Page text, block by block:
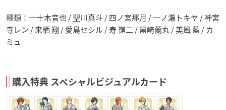
種類：一十木音也 / 聖川真斗 / 四ノ宮那月 / 一ノ瀬トキヤ / 神宮
寺レン / 来栖 翔 / 愛島セシル / 寿 嶺二 / 黒崎蘭丸 / 美風 藍 / カ
ミュ
購入特典 スペシャルビジュアルカード